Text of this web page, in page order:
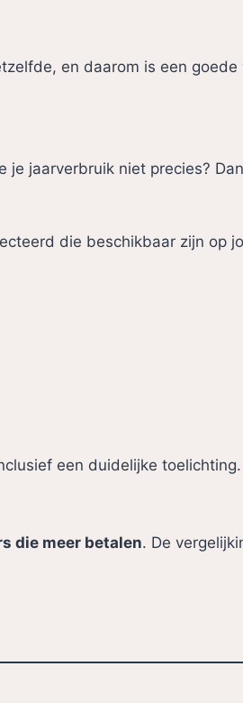
en daarom is een
jaarverbruik niet precies?
die beschikbaar zijn op
een duidelijke
die meer betalen. De